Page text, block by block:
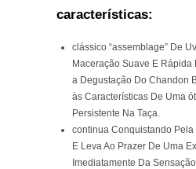
características:
clássico “assemblage” De
Maceração Suave E Rápida
a Degustação Do Chandon
às Características De Uma
Persistente Na Taça.
continua Conquistando Pela
E Leva Ao Prazer De Uma
Imediatamente Da